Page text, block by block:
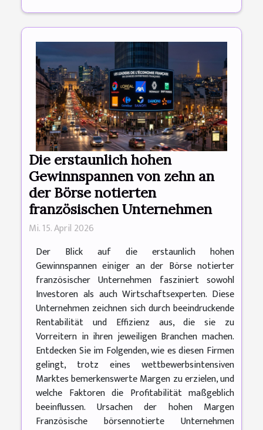
Die erstaunlich hohen
Gewinnspannen von zehn an
der Börse notierten
französischen Unternehmen
Mi. 15. April 2026
Der Blick auf die erstaunlich hohen
Gewinnspannen einiger an der Börse notierter
französischer Unternehmen fasziniert sowohl
Investoren als auch Wirtschaftsexperten. Diese
Unternehmen zeichnen sich durch beeindruckende
Rentabilität und Effizienz aus, die sie zu
Vorreitern in ihren jeweiligen Branchen machen.
Entdecken Sie im Folgenden, wie es diesen Firmen
gelingt, trotz eines wettbewerbsintensiven
Marktes bemerkenswerte Margen zu erzielen, und
welche Faktoren die Profitabilität maßgeblich
beeinflussen. Ursachen der hohen Margen
Französische börsennotierte Unternehmen